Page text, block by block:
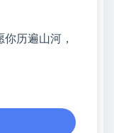
向互联网创业
为众多创业者
历遍山河，